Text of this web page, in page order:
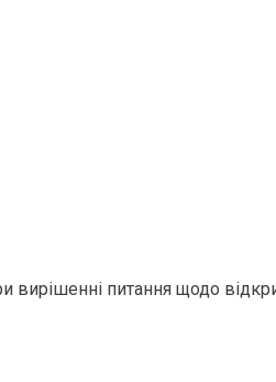
питання щодо